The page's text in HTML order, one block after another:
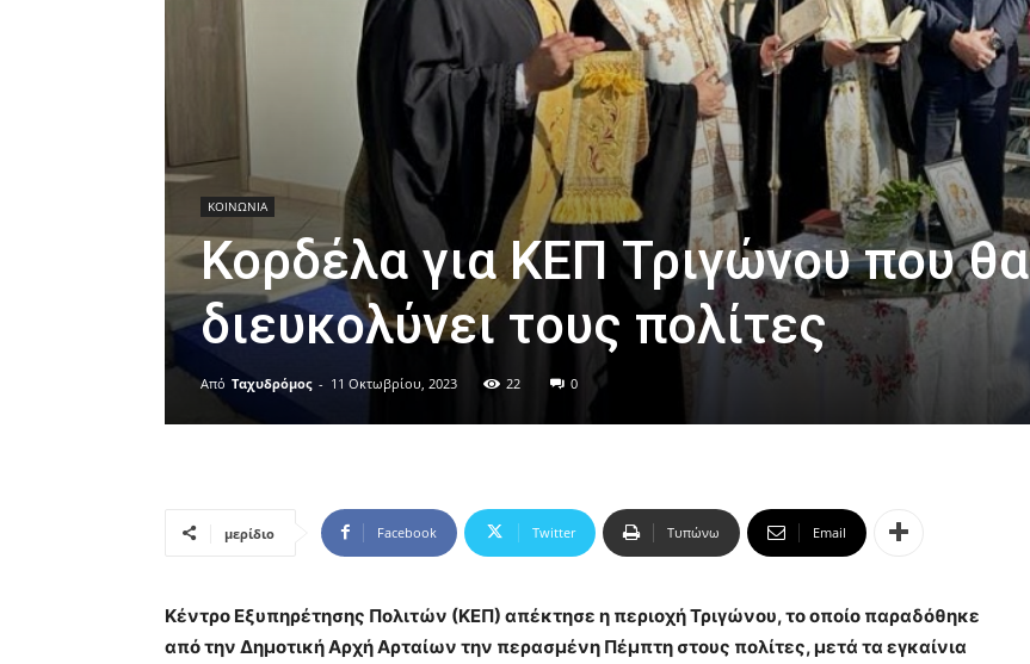
ΚΟΙΝΩΝΙΑ
Κορδέλα για ΚΕΠ Τριγώνου που θα
διευκολύνει τους πολίτες
Από Ταχυδρόμος - 11 Οκτωβρίου, 2023 22 0
μερίδιο Facebook Twitter Τυπώνω Email
Κέντρο Εξυπηρέτησης Πολιτών (ΚΕΠ) απέκτησε η περιοχή Τριγώνου, το οποίο παραδόθηκε
από την Δημοτική Αρχή Αρταίων την περασμένη Πέμπτη στους πολίτες, μετά τα εγκαίνια